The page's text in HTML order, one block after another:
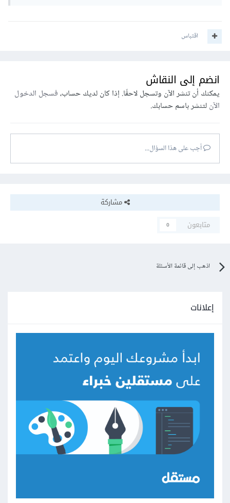
اقتباس
انضم إلى النقاش
يمكنك أن تنشر الآن وتسجل لاحقًا. إذا كان لديك حساب،فسجل الدخول
الآنلتنشر باسم حسابك.
أجب على هذا السؤال...
مشاركة
متابعون
0
اذهب إلى قائمة الأسئلة
إعلانات